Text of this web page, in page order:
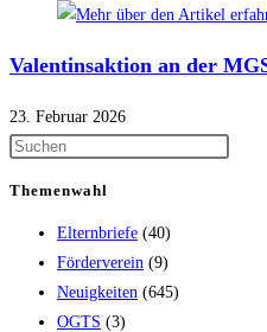
Valentinsaktion an der
23. Februar 2026
Themenwahl
Elternbriefe (40)
Förderverein (9)
Neuigkeiten (645)
OGTS (3)